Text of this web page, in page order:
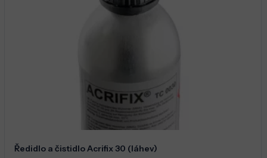
Ředidlo a čistidlo Acrifix 30 (láhev)